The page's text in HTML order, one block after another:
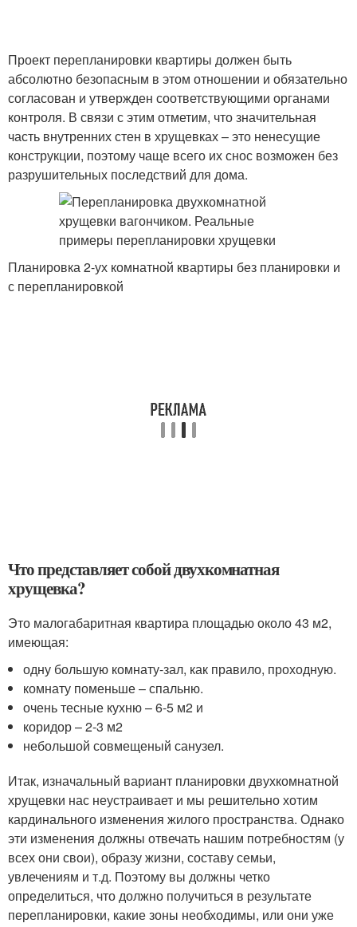
Проект перепланировки квартиры должен быть
абсолютно безопасным в этом отношении и обязательно
согласован и утвержден соответствующими органами
контроля. В связи с этим отметим, что значительная
часть внутренних стен в хрущевках – это ненесущие
конструкции, поэтому чаще всего их снос возможен без
разрушительных последствий для дома.
Планировка 2-ух комнатной квартиры без планировки и
с перепланировкой
Что представляет собой двухкомнатная
хрущевка?
Это малогабаритная квартира площадью около 43 м2,
имеющая:
одну большую комнату-зал, как правило, проходную.
комнату поменьше – спальню.
очень тесные кухню – 6-5 м2 и
коридор – 2-3 м2
небольшой совмещеный санузел.
Итак, изначальный вариант планировки двухкомнатной
хрущевки нас неустраивает и мы решительно хотим
кардинального изменения жилого пространства. Однако
эти изменения должны отвечать нашим потребностям (у
всех они свои), образу жизни, составу семьи,
увлечениям и т.д. Поэтому вы должны четко
определиться, что должно получиться в результате
перепланировки, какие зоны необходимы, или они уже